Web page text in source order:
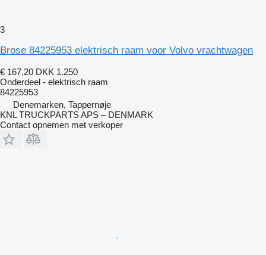
3
Brose 84225953 elektrisch raam voor Volvo vrachtwagen
€ 167,20 DKK 1.250
Onderdeel - elektrisch raam
84225953
Denemarken, Tappernøje
KNL TRUCKPARTS APS – DENMARK
Contact opnemen met verkoper